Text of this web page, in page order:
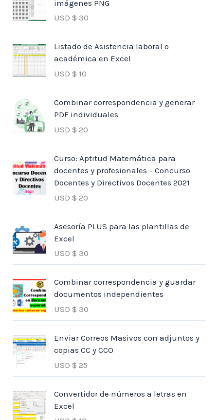
imágenes PNG
USD $ 30
Listado de Asistencia laboral o
académica en Excel
USD $ 10
Combinar correspondencia y generar
PDF individuales
USD $ 20
Curso: Aptitud Matemática para
docentes y profesionales – Concurso
Docentes y Directivos Docentes 2021
USD $ 20
Asesoría PLUS para las plantillas de
Excel
USD $ 30
Combinar correspondencia y guardar
documentos independientes
USD $ 30
Enviar Correos Masivos con adjuntos y
copias CC y CCO
USD $ 25
Convertidor de números a letras en
Excel